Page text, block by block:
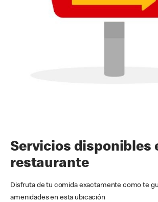
Servicios disponibles
restaurante
Disfruta de tu comida exactamente como te
amenidades en esta ubicación